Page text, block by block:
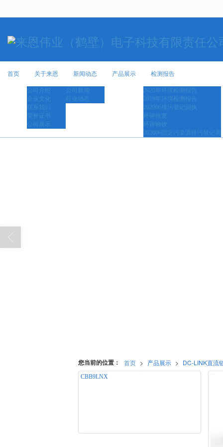
首页 关于来恩
公司介绍
企业文化
联系我们
荣誉证书
公司展示
新闻动态
公司新闻
行业动态
产品展示 检测报告
2020年环境检测报告
2019年环境检测报告
202006排污登记回执
环评批复
环评验收
202006固定污染源排污登记表
您当前的位置： 首页 > 产品展示 >
CBB9LNX